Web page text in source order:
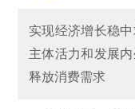
实现经济增长稳
主体活力和发展
释放消费需求